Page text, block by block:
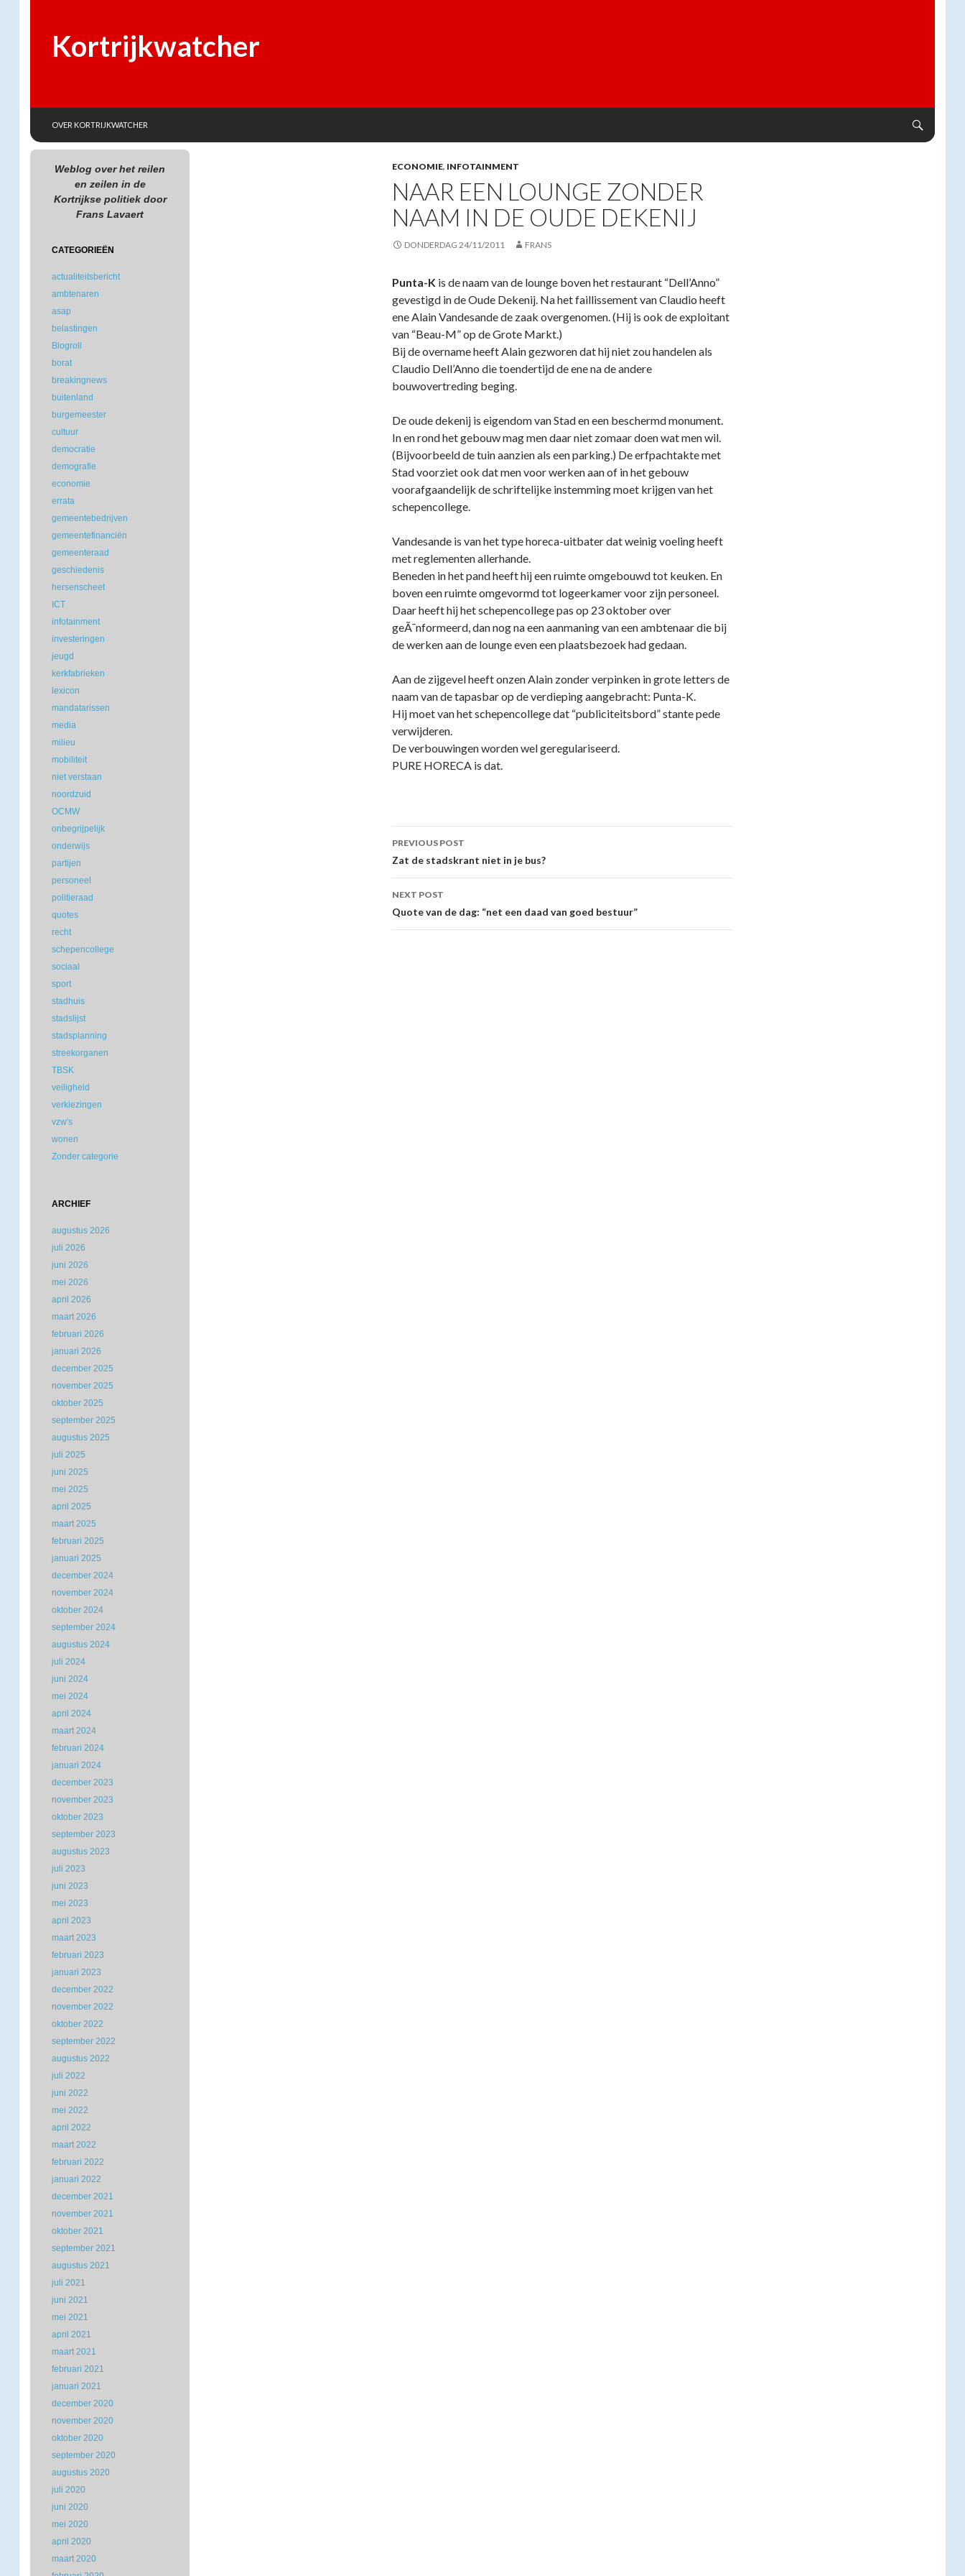
Kortrijkwatcher
OVER KORTRIJKWATCHER
ECONOMIE, INFOTAINMENT
NAAR EEN LOUNGE ZONDER
NAAM IN DE OUDE DEKENIJ
DONDERDAG 24/11/2011 FRANS
Punta-K is de naam van de lounge boven het restaurant “Dell’Anno”
gevestigd in de Oude Dekenij. Na het faillissement van Claudio heeft
ene Alain Vandesande de zaak overgenomen. (Hij is ook de exploitant
van “Beau-M” op de Grote Markt.)
Bij de overname heeft Alain gezworen dat hij niet zou handelen als
Claudio Dell’Anno die toendertijd de ene na de andere
bouwovertreding beging.
De oude dekenij is eigendom van Stad en een beschermd monument.
In en rond het gebouw mag men daar niet zomaar doen wat men wil.
(Bijvoorbeeld de tuin aanzien als een parking.) De erfpachtakte met
Stad voorziet ook dat men voor werken aan of in het gebouw
voorafgaandelijk de schriftelijke instemming moet krijgen van het
schepencollege.
Vandesande is van het type horeca-uitbater dat weinig voeling heeft
met reglementen allerhande.
Beneden in het pand heeft hij een ruimte omgebouwd tot keuken. En
boven een ruimte omgevormd tot logeerkamer voor zijn personeel.
Daar heeft hij het schepencollege pas op 23 oktober over
geÃ¯nformeerd, dan nog na een aanmaning van een ambtenaar die bij
de werken aan de lounge even een plaatsbezoek had gedaan.
Aan de zijgevel heeft onzen Alain zonder verpinken in grote letters de
naam van de tapasbar op de verdieping aangebracht: Punta-K.
Hij moet van het schepencollege dat “publiciteitsbord” stante pede
verwijderen.
De verbouwingen worden wel geregulariseerd.
PURE HORECA is dat.
Post
navigation
PREVIOUS POST
Zat de stadskrant niet in je bus?
NEXT POST
Quote van de dag: “net een daad van goed bestuur”
Weblog over het reilen
en zeilen in de
Kortrijkse politiek door
Frans Lavaert
CATEGORIEËN
actualiteitsbericht
ambtenaren
asap
belastingen
Blogroll
borat
breakingnews
buitenland
burgemeester
cultuur
democratie
demografie
economie
errata
gemeentebedrijven
gemeentefinanciën
gemeenteraad
geschiedenis
hersenscheet
ICT
infotainment
investeringen
jeugd
kerkfabrieken
lexicon
mandatarissen
media
milieu
mobiliteit
niet verstaan
noordzuid
OCMW
onbegrijpelijk
onderwijs
partijen
personeel
politieraad
quotes
recht
schepencollege
sociaal
sport
stadhuis
stadslijst
stadsplanning
streekorganen
TBSK
veiligheid
verkiezingen
vzw's
wonen
Zonder categorie
ARCHIEF
augustus 2026
juli 2026
juni 2026
mei 2026
april 2026
maart 2026
februari 2026
januari 2026
december 2025
november 2025
oktober 2025
september 2025
augustus 2025
juli 2025
juni 2025
mei 2025
april 2025
maart 2025
februari 2025
januari 2025
december 2024
november 2024
oktober 2024
september 2024
augustus 2024
juli 2024
juni 2024
mei 2024
april 2024
maart 2024
februari 2024
januari 2024
december 2023
november 2023
oktober 2023
september 2023
augustus 2023
juli 2023
juni 2023
mei 2023
april 2023
maart 2023
februari 2023
januari 2023
december 2022
november 2022
oktober 2022
september 2022
augustus 2022
juli 2022
juni 2022
mei 2022
april 2022
maart 2022
februari 2022
januari 2022
december 2021
november 2021
oktober 2021
september 2021
augustus 2021
juli 2021
juni 2021
mei 2021
april 2021
maart 2021
februari 2021
januari 2021
december 2020
november 2020
oktober 2020
september 2020
augustus 2020
juli 2020
juni 2020
mei 2020
april 2020
maart 2020